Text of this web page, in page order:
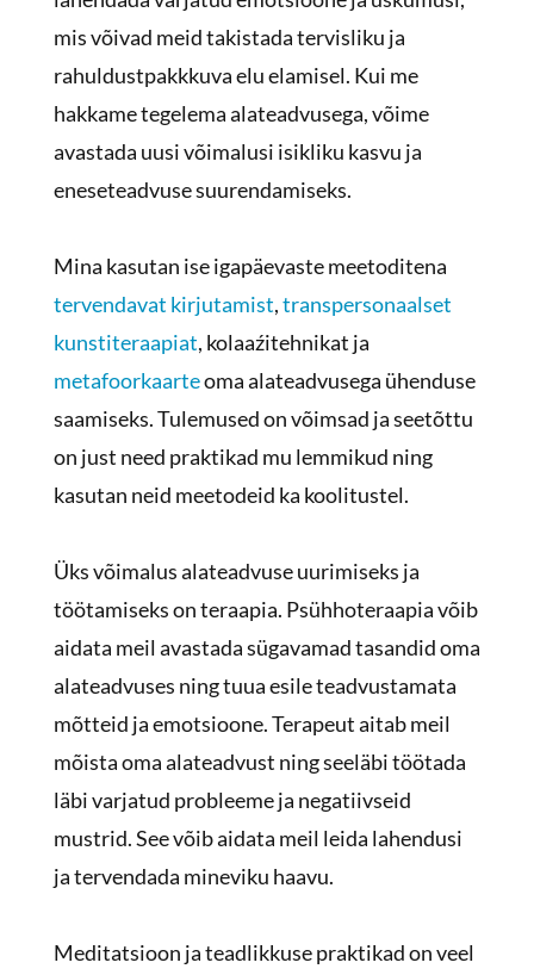
mis võivad meid takistada tervisliku ja
rahuldustpakkkuva elu elamisel. Kui me
hakkame tegelema alateadvusega, võime
avastada uusi võimalusi isikliku kasvu ja
eneseteadvuse suurendamiseks.
Mina kasutan ise igapäevaste meetoditena
tervendavat kirjutamist,transpersonaalset
kunstiteraapiat, kolaaźitehnikat ja
metafoorkaarteoma alateadvusega ühenduse
saamiseks. Tulemused on võimsad ja seetõttu
on just need praktikad mu lemmikud ning
kasutan neid meetodeid ka koolitustel.
Üks võimalus alateadvuse uurimiseks ja
töötamiseks on teraapia. Psühhoteraapia võib
aidata meil avastada sügavamad tasandid oma
alateadvuses ning tuua esile teadvustamata
mõtteid ja emotsioone. Terapeut aitab meil
mõista oma alateadvust ning seeläbi töötada
läbi varjatud probleeme ja negatiivseid
mustrid. See võib aidata meil leida lahendusi
ja tervendada mineviku haavu.
Meditatsioon ja teadlikkuse praktikad on veel